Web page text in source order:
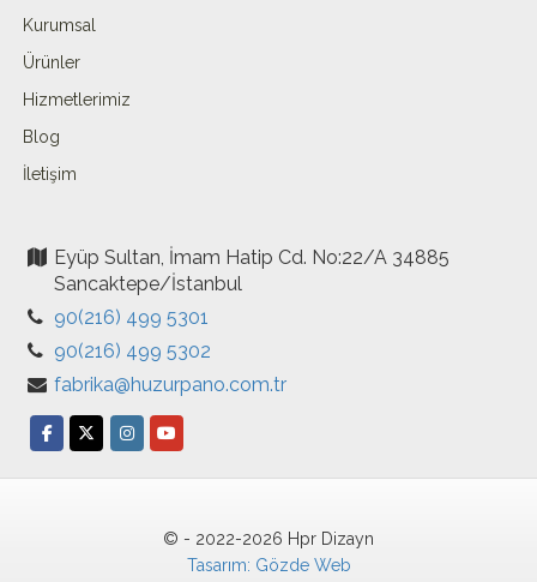
Kurumsal
Ürünler
Hizmetlerimiz
Blog
İletişim
Eyüp Sultan, İmam Hatip Cd. No:22/A 34885
Sancaktepe/İstanbul
90(216) 499 5301
90(216) 499 5302
fabrika@huzurpano.com.tr
© - 2022-2026 Hpr Dizayn
Tasarım: Gözde Web